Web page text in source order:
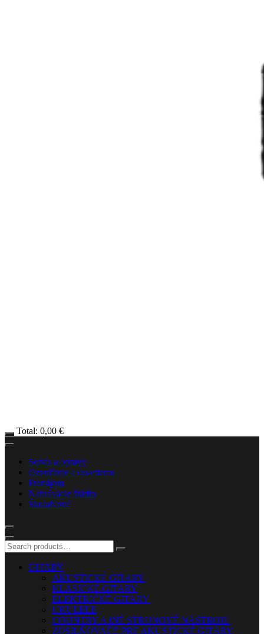
Total: 0,00 €
Servis a opravy
Ozvučenie a osvetlenie
Prenájom
Nahrávacie štúdio
ŠkolaNové
GITARY
AKUSTICKÉ GITARY
KLASICKÉ GITARY
ELEKTRICKÉ GITARY
UKULELE
COUNTRY A INÉ STRUNOVÉ NÁSTROJE
ZOSILŇOVAČE PRE AKUSTICKÉ GITARY